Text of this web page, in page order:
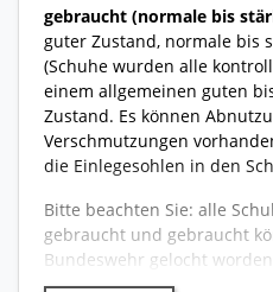
gebraucht (normale bis
guter Zustand, normale bis
(Schuhe wurden alle
einem allgemeinen guten
Zustand. Es können
Verschmutzungen
die Einlegesohlen in den
Bitte beachten Sie: alle
gebraucht und gebraucht
Bundeswehr gelocht
Fersenbereich.)